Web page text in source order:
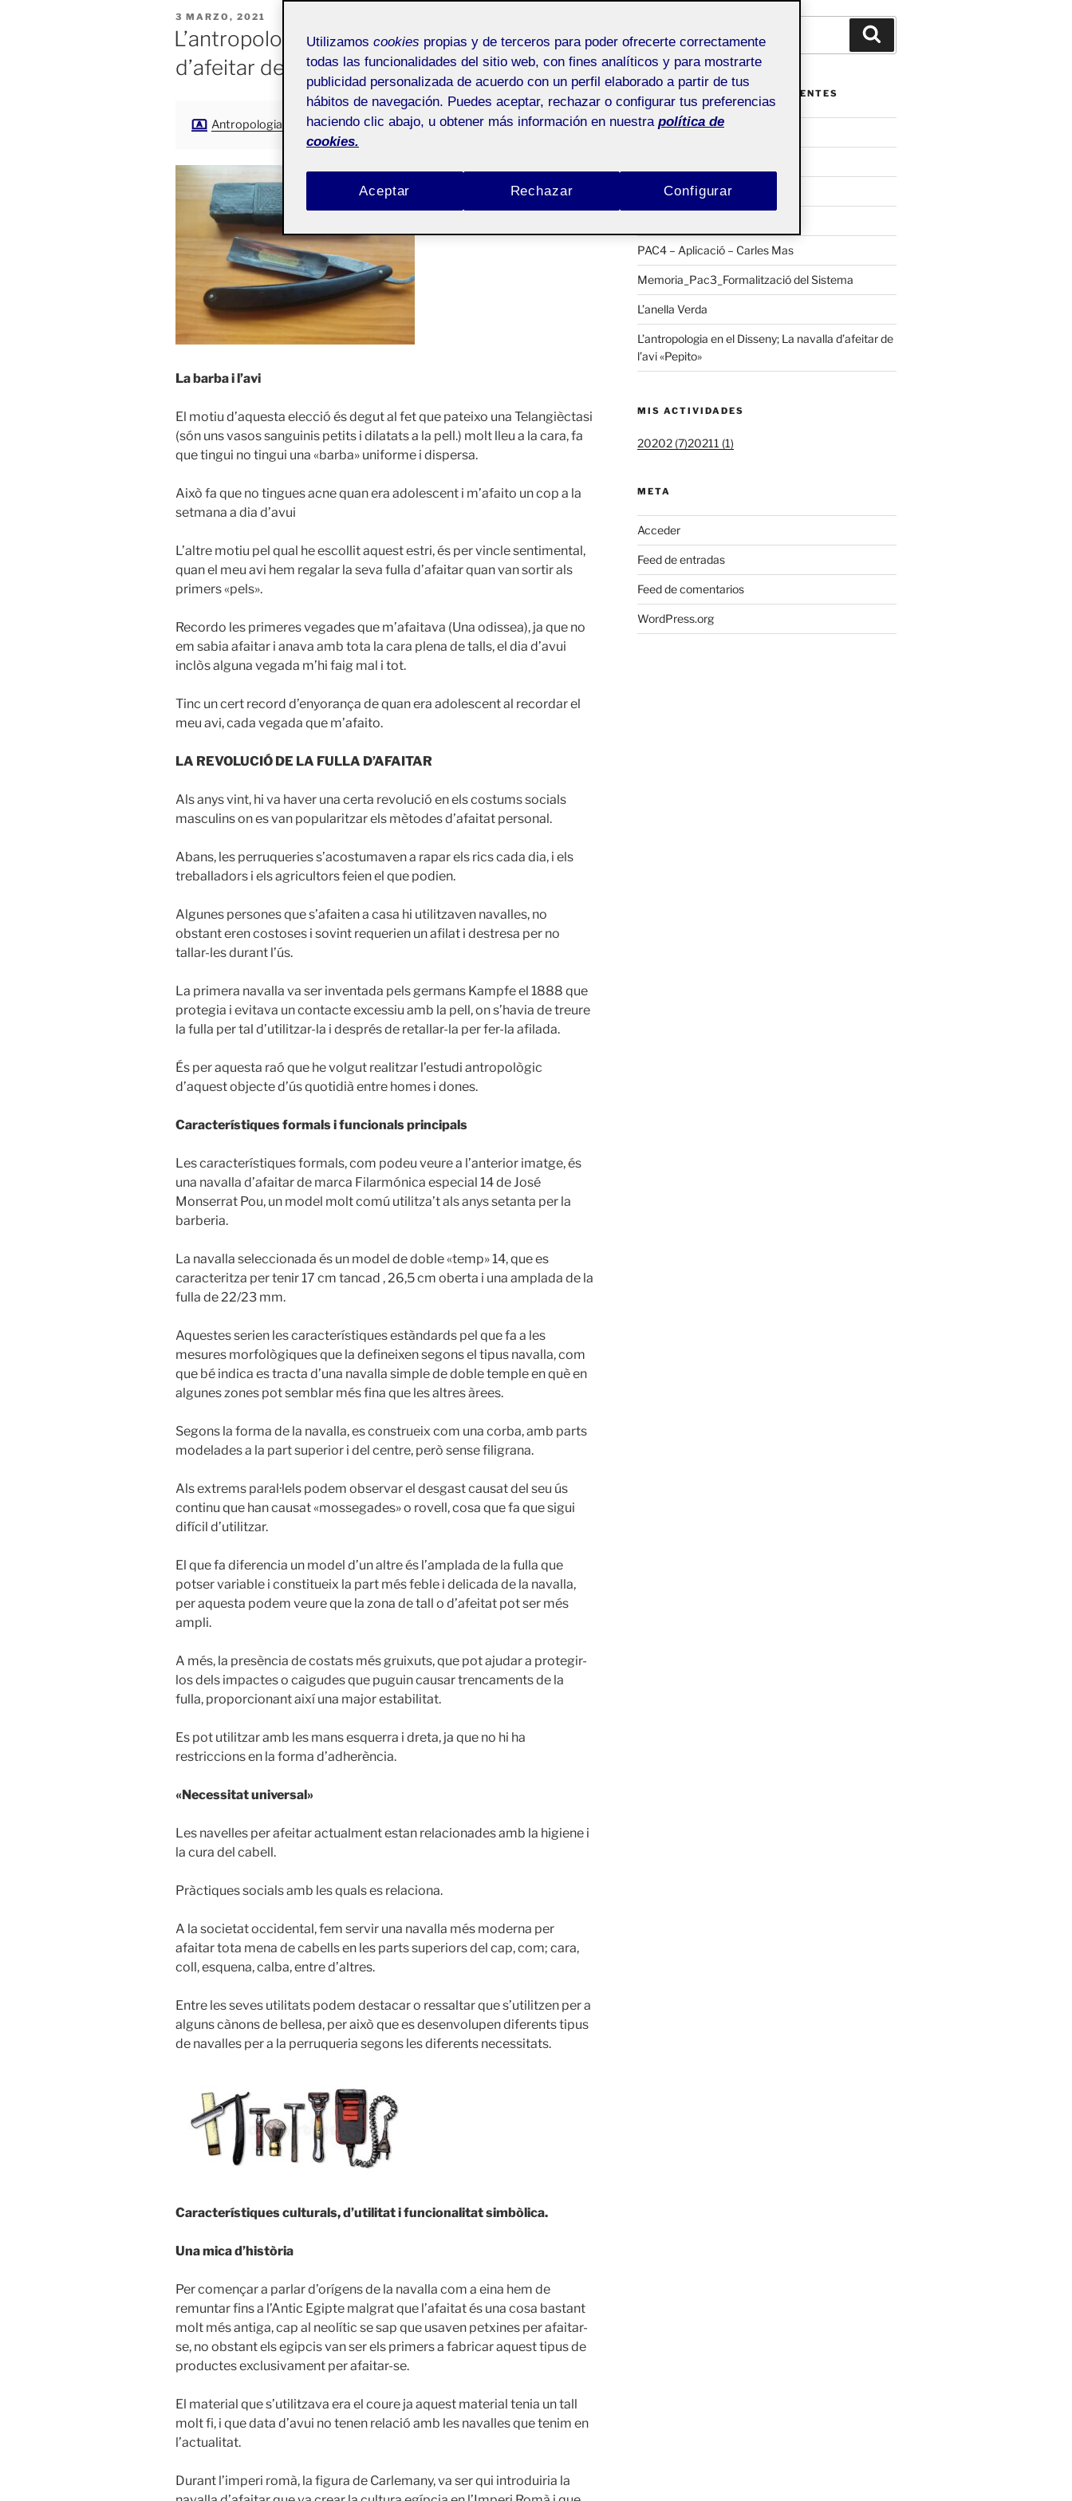
PUBLICADO
EL
3 MARZO, 2021
L’antropologia en el Disseny; La navalla
d’afeitar de l’avi «Pepito»
Antropologia del disseny Pública
La barba i l’avi
El motiu d’aquesta elecció és degut al fet que pateixo una Telangièctasi
(són uns vasos sanguinis petits i dilatats a la pell.) molt lleu a la cara, fa
que tingui no tingui una «barba» uniforme i dispersa.
Això fa que no tingues acne quan era adolescent i m’afaito un cop a la
setmana a dia d’avui
L’altre motiu pel qual he escollit aquest estri, és per vincle sentimental,
quan el meu avi hem regalar la seva fulla d’afaitar quan van sortir als
primers «pels».
Recordo les primeres vegades que m’afaitava (Una odissea), ja que no
em sabia afaitar i anava amb tota la cara plena de talls, el dia d’avui
inclòs alguna vegada m’hi faig mal i tot.
Tinc un cert record d’enyorança de quan era adolescent al recordar el
meu avi, cada vegada que m’afaito.
LA REVOLUCIÓ DE LA FULLA D’AFAITAR
Als anys vint, hi va haver una certa revolució en els costums socials
masculins on es van popularitzar els mètodes d’afaitat personal.
Abans, les perruqueries s’acostumaven a rapar els rics cada dia, i els
treballadors i els agricultors feien el que podien.
Algunes persones que s’afaiten a casa hi utilitzaven navalles, no
obstant eren costoses i sovint requerien un afilat i destresa per no
tallar-les durant l’ús.
La primera navalla va ser inventada pels germans Kampfe el 1888 que
protegia i evitava un contacte excessiu amb la pell, on s’havia de treure
la fulla per tal d’utilitzar-la i després de retallar-la per fer-la afilada.
És per aquesta raó que he volgut realitzar l’estudi antropològic
d’aquest objecte d’ús quotidià entre homes i dones.
Característiques formals i funcionals principals
Les característiques formals, com podeu veure a l’anterior imatge, és
una navalla d’afaitar de marca Filarmónica especial 14 de José
Monserrat Pou, un model molt comú utilitza’t als anys setanta per la
barberia.
La navalla seleccionada és un model de doble «temp» 14, que es
caracteritza per tenir 17 cm tancad , 26,5 cm oberta i una amplada de la
fulla de 22/23 mm.
Aquestes serien les característiques estàndards pel que fa a les
mesures morfològiques que la defineixen segons el tipus navalla, com
que bé indica es tracta d’una navalla simple de doble temple en què en
algunes zones pot semblar més fina que les altres àrees.
Segons la forma de la navalla, es construeix com una corba, amb parts
modelades a la part superior i del centre, però sense filigrana.
Als extrems paral·lels podem observar el desgast causat del seu ús
continu que han causat «mossegades» o rovell, cosa que fa que sigui
difícil d’utilitzar.
El que fa diferencia un model d’un altre és l’amplada de la fulla que
potser variable i constitueix la part més feble i delicada de la navalla,
per aquesta podem veure que la zona de tall o d’afeitat pot ser més
ampli.
A més, la presència de costats més gruixuts, que pot ajudar a protegir-
los dels impactes o caigudes que puguin causar trencaments de la
fulla, proporcionant així una major estabilitat.
Es pot utilitzar amb les mans esquerra i dreta, ja que no hi ha
restriccions en la forma d’adherència.
«Necessitat universal»
Les navelles per afeitar actualment estan relacionades amb la higiene i
la cura del cabell.
Pràctiques socials amb les quals es relaciona.
A la societat occidental, fem servir una navalla més moderna per
afaitar tota mena de cabells en les parts superiors del cap, com; cara,
coll, esquena, calba, entre d’altres.
Entre les seves utilitats podem destacar o ressaltar que s’utilitzen per a
alguns cànons de bellesa, per això que es desenvolupen diferents tipus
de navalles per a la perruqueria segons les diferents necessitats.
Característiques culturals, d’utilitat i funcionalitat simbòlica.
Una mica d’història
Per començar a parlar d’orígens de la navalla com a eina hem de
remuntar fins a l’Antic Egipte malgrat que l’afaitat és una cosa bastant
molt més antiga, cap al neolític se sap que usaven petxines per afaitar-
se, no obstant els egipcis van ser els primers a fabricar aquest tipus de
productes exclusivament per afaitar-se.
El material que s’utilitzava era el coure ja aquest material tenia un tall
molt fi, i que data d’avui no tenen relació amb les navalles que tenim en
l’actualitat.
Durant l’imperi romà, la figura de Carlemany, va ser qui introduiria la
por:
ACTIFOLIO ENTRADAS RECIENTES
Entrega parcial_PAC2
Memòria de projecte executiu
PAC4 – Aplicació – Carles Mas
Memoria_Pac3_Formalització del Sistema
L’anella Verda
L’antropologia en el Disseny; La navalla d’afeitar de
l’avi «Pepito»
MIS ACTIVIDADES
20202 (7)20211 (1)
META
Acceder
Feed de entradas
Feed de comentarios
WordPress.org
Utilizamos cookies propias y de terceros para poder ofrecerte correctamente
todas las funcionalidades del sitio web, con fines analíticos y para mostrarte
publicidad personalizada de acuerdo con un perfil elaborado a partir de tus
hábitos de navegación. Puedes aceptar, rechazar o configurar tus preferencias
haciendo clic abajo, u obtener más información en nuestra política de
cookies.
Rechazar
Aceptar Configurar